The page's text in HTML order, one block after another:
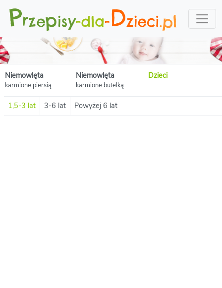
Niemowlęta
karmione piersią
Niemowlęta
karmione butelką
Dzieci
1,5-3 lat 3-6 lat Powyżej 6 lat